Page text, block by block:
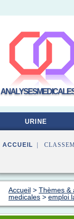
URINE
ACCUEIL |
Accueil > Thèmes &
medicales > emploi